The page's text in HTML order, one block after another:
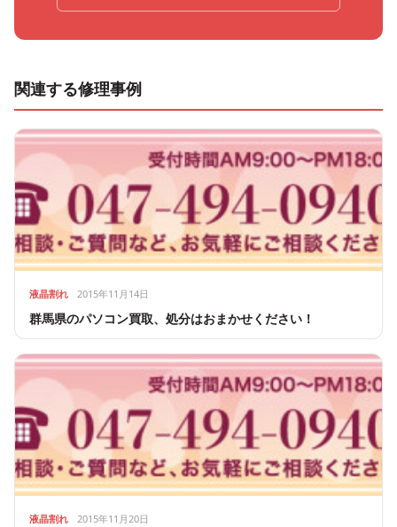
関連する修理事例
液晶割れ 2015年11月14日
群馬県のパソコン買取、処分はおまかせください！
液晶割れ 2015年11月20日